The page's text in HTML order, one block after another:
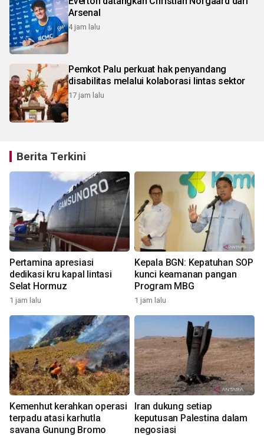
Arsenal
4 jam lalu
Pemkot Palu perkuat hak penyandang
disabilitas melalui kolaborasi lintas sektor
17 jam lalu
Berita Terkini
Pertamina apresiasi
dedikasi kru kapal lintasi
Selat Hormuz
1 jam lalu
Kepala BGN: Kepatuhan SOP
kunci keamanan pangan
Program MBG
1 jam lalu
Kemenhut kerahkan operasi
terpadu atasi karhutla
savana Gunung Bromo
Iran dukung setiap
keputusan Palestina dalam
negosiasi